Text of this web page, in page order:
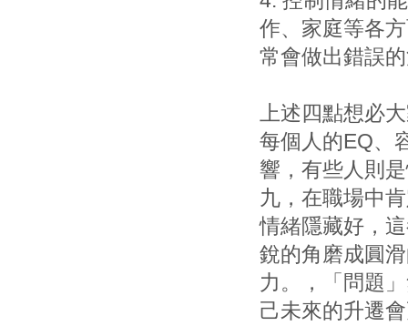
作、家庭等各
常會做出錯誤
上述四點想必
每個人的EQ、
響，有些人則
九，在職場中
情緒隱藏好，
銳的角磨成圓
力。，「問題
己未來的升遷